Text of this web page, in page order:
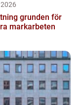
för
markarbeten